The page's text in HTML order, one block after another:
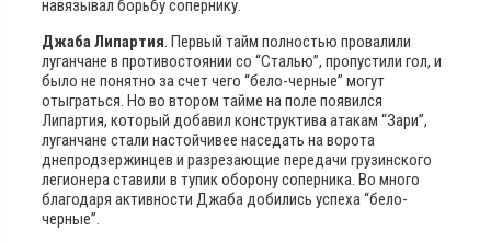
навязывал борьбу сопернику.
Джаба Липартия. Первый тайм полностью провалили
луганчане в противостоянии со “Сталью”, пропустили гол, и
было не понятно за счет чего “бело-черные” могут
отыграться. Но во втором тайме на поле появился
Липартия, который добавил конструктива атакам “Зари”,
луганчане стали настойчивее наседать на ворота
днепродзержинцев и разрезающие передачи грузинского
легионера ставили в тупик оборону соперника. Во много
благодаря активности Джаба добились успеха “бело-
черные”.